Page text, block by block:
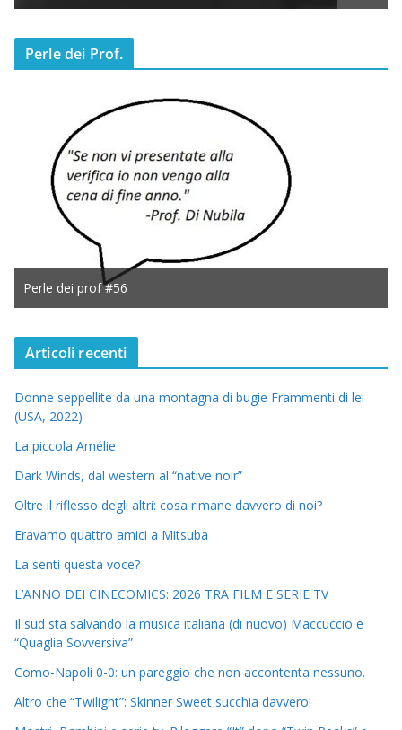
Perle dei Prof.
Perle dei prof #56
Articoli recenti
Donne seppellite da una montagna di bugie Frammenti di lei
(USA, 2022)
La piccola Amélie
Dark Winds, dal western al “native noir”
Oltre il riflesso degli altri: cosa rimane davvero di noi?
Eravamo quattro amici a Mitsuba
La senti questa voce?
L’ANNO DEI CINECOMICS: 2026 TRA FILM E SERIE TV
Il sud sta salvando la musica italiana (di nuovo) Maccuccio e
“Quaglia Sovversiva”
Como-Napoli 0-0: un pareggio che non accontenta nessuno.
Altro che “Twilight”: Skinner Sweet succhia davvero!